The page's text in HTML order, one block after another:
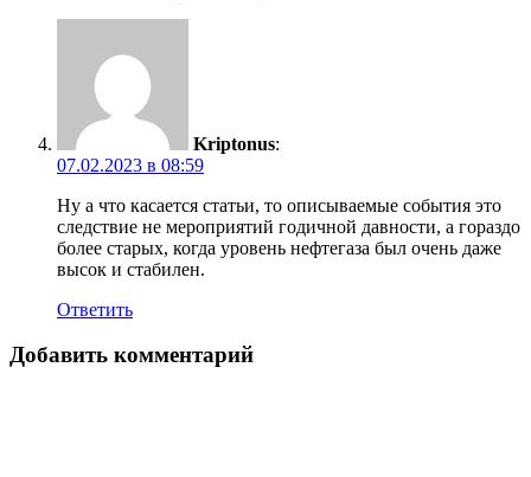
Kriptonus:
07.02.2023 в 08:59
Ну а что касается статьи, то описываемые события это
следствие не мероприятий годичной давности, а гораздо
более старых, когда уровень нефтегаза был очень даже
высок и стабилен.
Ответить
Добавить комментарий